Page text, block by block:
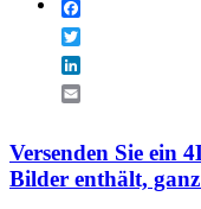
Versenden Sie ein
Bilder enthält,